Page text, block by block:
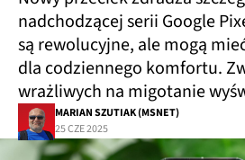
nadchodzącej serii Google
są rewolucyjne, ale mogą
dla codziennego komfortu.
wrażliwych na migotanie
MARIAN SZUTIAK (MSNET)
25 CZE 2025